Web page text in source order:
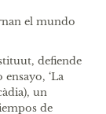
el mundo
defiende
‘La
un
de